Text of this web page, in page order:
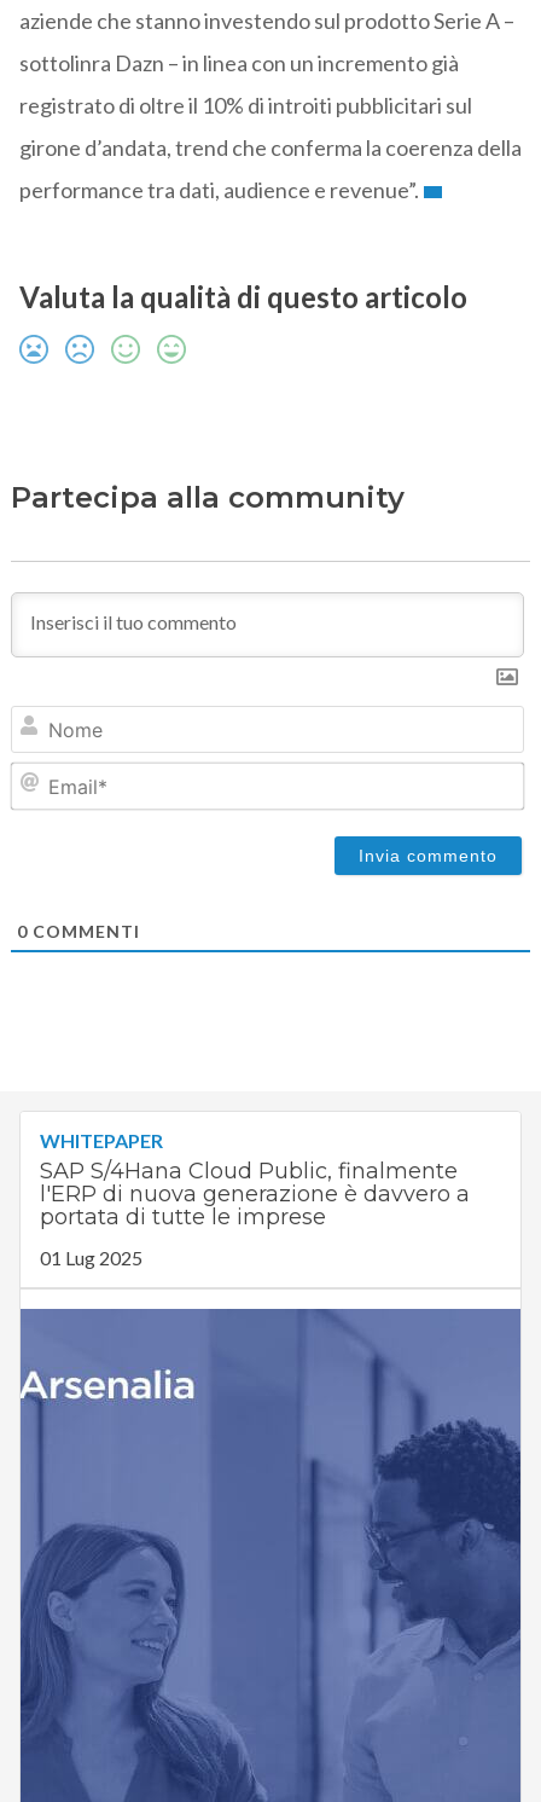
aziende che stanno investendo sul prodotto Serie A –
sottolinra Dazn – in linea con un incremento già
registrato di oltre il 10% di introiti pubblicitari sul
girone d’andata, trend che conferma la coerenza della
performance tra dati, audience e revenue”.
Valuta la qualità di questo articolo
Partecipa alla community
0COMMENTI
WHITEPAPER
SAP S/4Hana Cloud Public, finalmente
l'ERP di nuova generazione è davvero a
portata di tutte le imprese
01 Lug 2025